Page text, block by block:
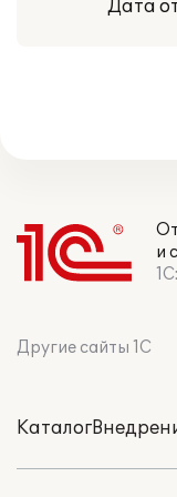
Дата
и
Другие сайты 1С
Каталог